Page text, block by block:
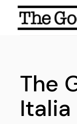
The
Italia